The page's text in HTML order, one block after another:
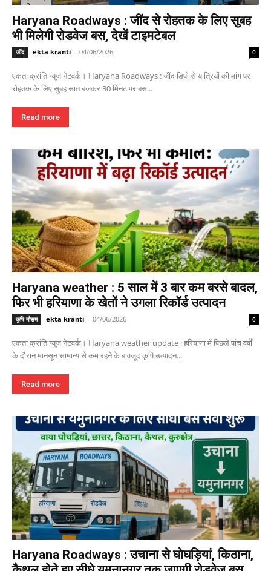
Haryana Roadways : जींद से रोहतक के लिए सुबह
भी मिलेगी रोडवेज बस, देखें टाइमटेबल
जींद ekta kranti - 04/06/2026 0
एकता क्रांति न्यूज नेटवर्क। Haryana Roadways : जींद डिपो से यात्रियों की मांग पर
रोहतक के लिए सुबह सात बजकर 30 मिनट पर बस...
Read more
Haryana weather : 5 साल में 3 बार कम बरसे बादल,
फिर भी हरियाणा के खेतों ने उगला रिकॉर्ड उत्पादन
कृषि मौसम ekta kranti - 04/06/2026 0
एकता क्रांति न्यूज नेटवर्क। Haryana weather update : हरियाणा में पिछले पांच वर्षों
के दौरान मानसून सामान्य से कम रहने के बावजूद कृषि उत्पादन...
Read more
Haryana Roadways : उचाना से घोघड़ियां, किठाना,